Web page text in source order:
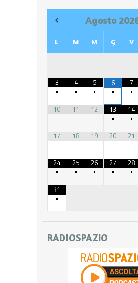
Agosto
L M M G V
3
•
4
•
5
•
6
•
7
•
10 11 12
13
•
14
•
17
18 19 20 21
24
•
25
•
26
•
27
•
28
•
31
•
RADIOSPAZIO